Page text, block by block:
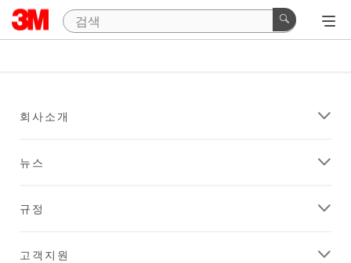
회사소개
뉴스
규정
고객지원